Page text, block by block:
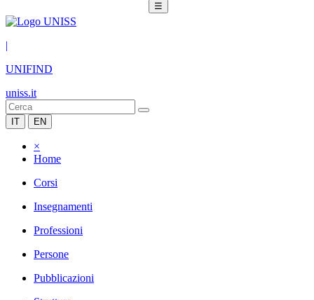
☰
|
UNIFIND
uniss.it
IT EN
×
Home
Corsi
Insegnamenti
Professioni
Persone
Pubblicazioni